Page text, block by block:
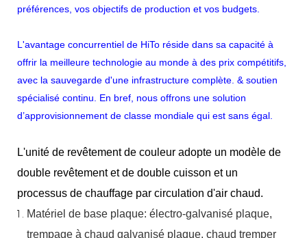
préférences, vos objectifs de production et vos budgets.
L'avantage concurrentiel de HiTo réside dans sa capacité à
offrir la meilleure technologie au monde à des prix compétitifs,
avec la sauvegarde d'une infrastructure complète. & soutien
spécialisé continu. En bref, nous offrons une solution
d’approvisionnement de classe mondiale qui est sans égal.
L'unité de revêtement de couleur adopte un modèle de
double revêtement et de double cuisson et un
processus de chauffage par circulation d'air chaud.
Matériel de base plaque: électro-galvanisé plaque,
trempage à chaud galvanisé plaque, chaud tremper